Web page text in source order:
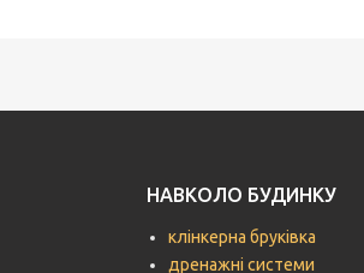
НАВКОЛО БУДИНКУ
клінкерна бруківка
дренажні системи